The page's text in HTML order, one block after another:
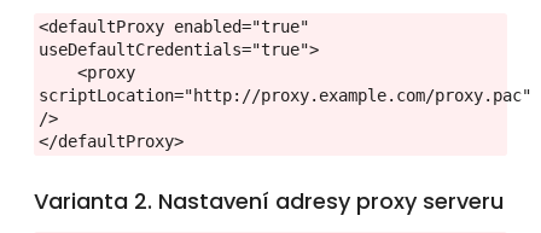
<defaultProxy enabled="true"
useDefaultCredentials="true">
    <proxy
scriptLocation="http://proxy.example.com/proxy.pac"
/>
</defaultProxy>
Varianta 2. Nastavení adresy proxy serveru